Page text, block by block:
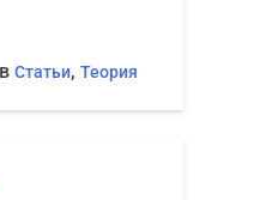
Статьи, Теория